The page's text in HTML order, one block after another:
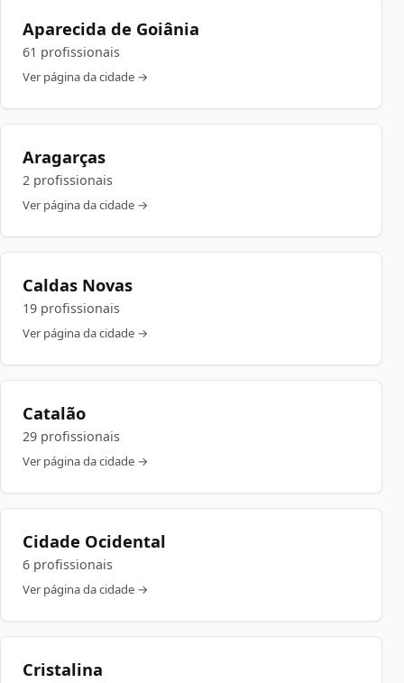
Aparecida de Goiânia
61 profissionais
Ver página da cidade →
Aragarças
2 profissionais
Ver página da cidade →
Caldas Novas
19 profissionais
Ver página da cidade →
Catalão
29 profissionais
Ver página da cidade →
Cidade Ocidental
6 profissionais
Ver página da cidade →
Cristalina